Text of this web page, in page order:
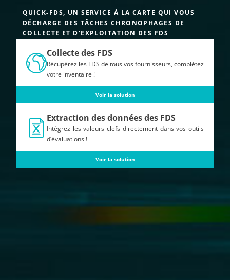
QUICK-FDS, UN SERVICE À LA CARTE QUI VOUS
DÉCHARGE DES TÂCHES CHRONOPHAGES DE
COLLECTE ET D'EXPLOITATION DES FDS
Collecte des FDS
Récupérez les FDS de tous vos fournisseurs, complétez
votre inventaire !
Voir la solution
Extraction des données des FDS
Intégrez les valeurs clefs directement dans vos outils
d’évaluations !
Voir la solution